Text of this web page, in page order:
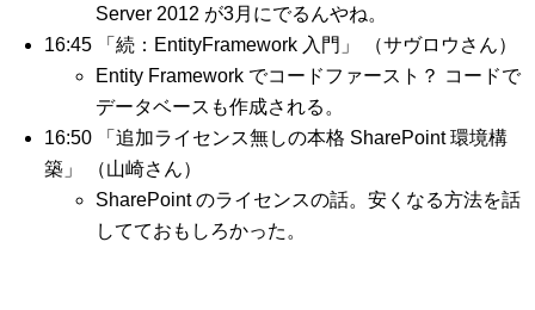
Server 2012 が3月にでるんやね。
16:45 「続：EntityFramework 入門」 （サヴロウさん）
Entity Framework でコードファースト？ コードで
データベースも作成される。
16:50 「追加ライセンス無しの本格 SharePoint 環境構
築」 （山崎さん）
SharePoint のライセンスの話。安くなる方法を話
してておもしろかった。